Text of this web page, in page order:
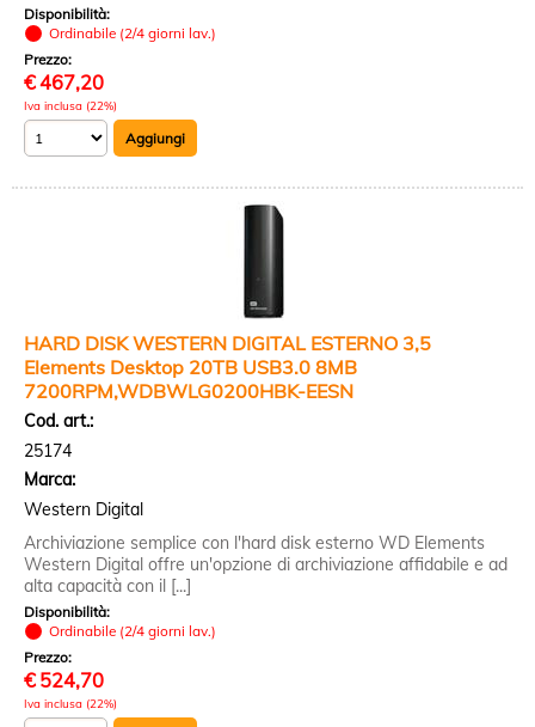
Disponibilità:
Ordinabile (2/4 giorni lav.)
Prezzo:
€467,20
Iva inclusa (22%)
HARD DISK WESTERN DIGITAL ESTERNO 3,5
Elements Desktop 20TB USB3.0 8MB
7200RPM,WDBWLG0200HBK-EESN
Cod. art.:
25174
Marca:
Western Digital
Archiviazione semplice con l'hard disk esterno WD Elements
Western Digital offre un'opzione di archiviazione affidabile e ad
alta capacità con il [...]
Disponibilità:
Ordinabile (2/4 giorni lav.)
Prezzo:
€ 524,70
Iva inclusa (22%)